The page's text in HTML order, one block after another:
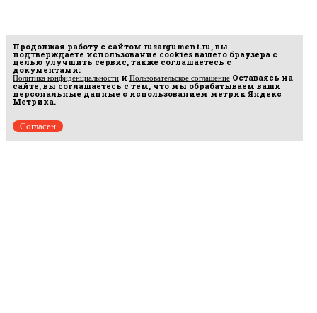
Продолжая работу с сайтом rusargument.ru, вы
подтверждаете использование cookies вашего браузера с
целью улучшить сервис, также соглашаетесь с
документами:
Политика конфиденциальности и Пользовательское соглашение Оставаясь на
сайте, вы соглашаетесь с тем, что мы обрабатываем ваши
персональные данные с использованием метрик Яндекс
Метрика.
Согласен